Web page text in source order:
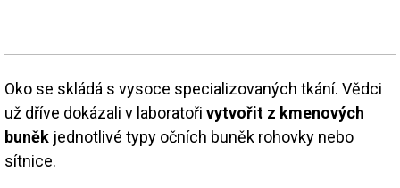
Oko se skládá s vysoce specializovaných tkání. Vědci
už dříve dokázali v laboratoři vytvořit z kmenových
buněk jednotlivé typy očních buněk rohovky nebo
sítnice.